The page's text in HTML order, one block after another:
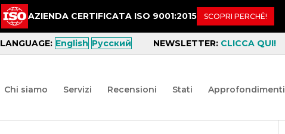
Chi siamo Servizi Recensioni Stati Approfondimenti
AZIENDA CERTIFICATA ISO 9001:2015 SCOPRI PERCHÉ!
LANGUAGE: English Русский NEWSLETTER: CLICCA QUI!